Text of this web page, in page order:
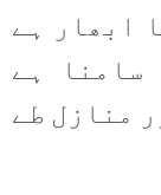
ابھار ہے
ہے
منازل طے